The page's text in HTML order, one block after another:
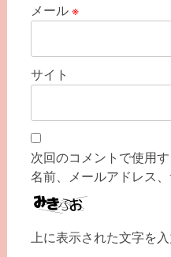
メール ※
サイト
次回のコメントで使用
名前、メールアドレス、
上に表示された文字を